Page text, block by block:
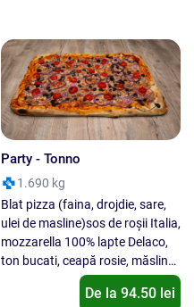
Party - Tonno
1.690 kg
Blat pizza (faina, drojdie, sare,
ulei de masline)sos de roșii Italia,
mozzarella 100% lapte Delaco,
ton bucati, ceapă rosie, măsline,
roșii cherry, oregano. Nu se
inlocuieste un ingredient cu alt
De la 94.50 lei